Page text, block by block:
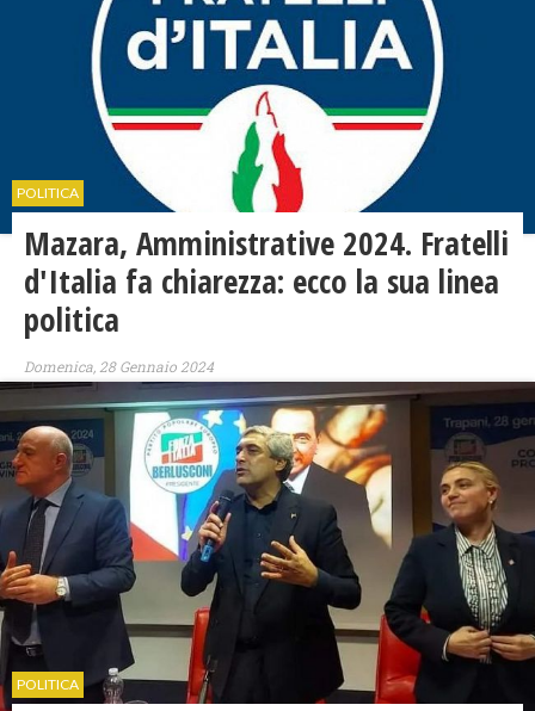
POLITICA
Mazara, Amministrative 2024. Fratelli
d'Italia fa chiarezza: ecco la sua linea
politica
Domenica, 28 Gennaio 2024
POLITICA